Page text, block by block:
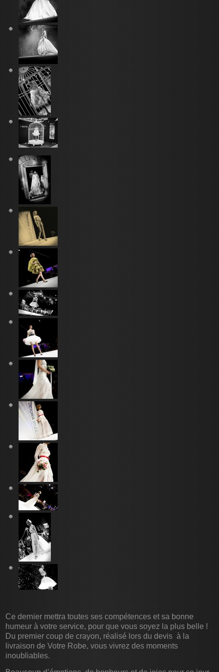
Ce dernier mettra toutes ses compétences et sa bonne
humeur à votre service, pour que vous soyez la plus belle !
Du premier coup de crayon, réalisé lors du devis à la
livraison de Votre Robe, vous vivrez des moments
inoubliables.